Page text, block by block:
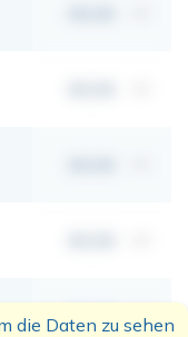
00,00 mt
die Daten zu sehen